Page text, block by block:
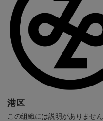
港区
この組織には説明がありません